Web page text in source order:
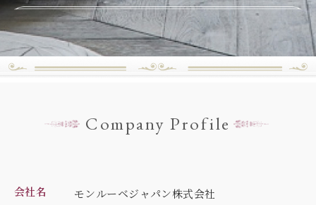
Company Profile
会社名 モンルーベジャパン株式会社